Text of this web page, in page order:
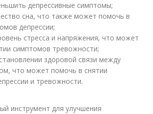
депрессивные симптомы;
сна, что также может помочь в
депрессии;
стресса и напряжения, что может
симптомов тревожности;
здоровой связи между
что может помочь в снятии
и тревожности.
инструмент для улучшения